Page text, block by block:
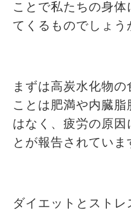
ことで私たちの身体
てくるものでしょう
まずは高炭水化物
ことは肥満や内臓
はなく、疲労の原因
とが報告されていま
ダイエットとスト